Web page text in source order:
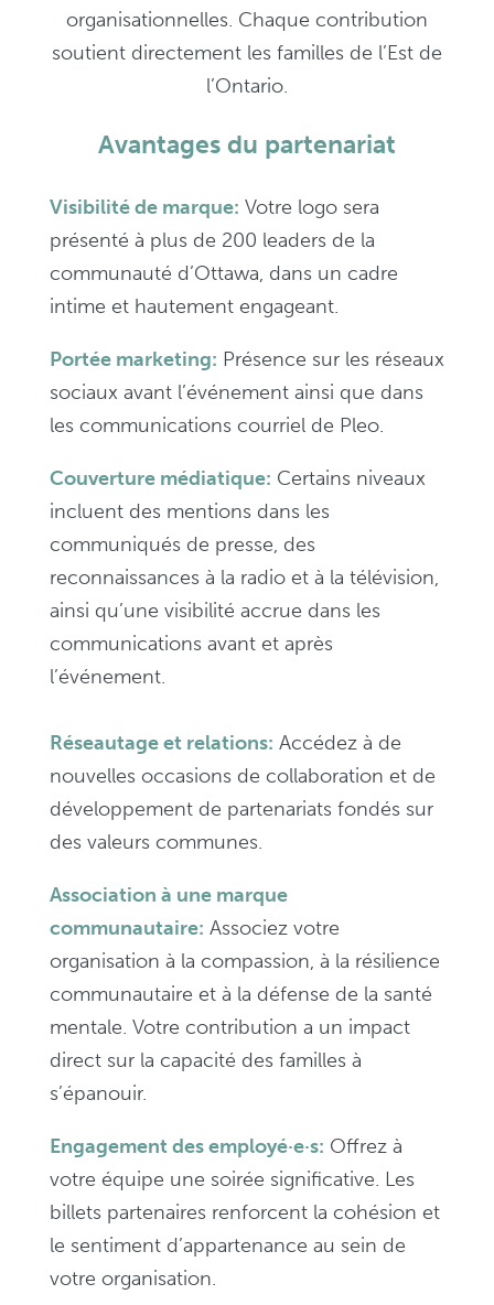
organisationnelles. Chaque contribution
soutient directement les familles de l’Est de
l’Ontario.
Avantages du partenariat
Visibilité de marque: Votre logo sera
présenté à plus de 200 leaders de la
communauté d’Ottawa, dans un cadre
intime et hautement engageant.
Portée marketing: Présence sur les réseaux
sociaux avant l’événement ainsi que dans
les communications courriel de Pleo.
Couverture médiatique: Certains niveaux
incluent des mentions dans les
communiqués de presse, des
reconnaissances à la radio et à la télévision,
ainsi qu’une visibilité accrue dans les
communications avant et après
l’événement.
Réseautage et relations: Accédez à de
nouvelles occasions de collaboration et de
développement de partenariats fondés sur
des valeurs communes.
Association à une marque
communautaire: Associez votre
organisation à la compassion, à la résilience
communautaire et à la défense de la santé
mentale. Votre contribution a un impact
direct sur la capacité des familles à
s’épanouir.
Engagement des employé·e·s: Offrez à
votre équipe une soirée significative. Les
billets partenaires renforcent la cohésion et
le sentiment d’appartenance au sein de
votre organisation.